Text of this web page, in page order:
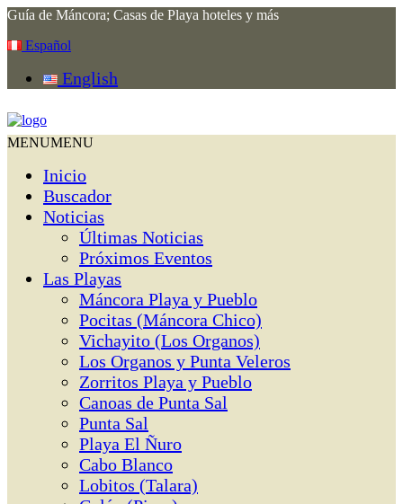
Guía de Máncora; Casas de Playa hoteles y más
Español
English
MENUMENU
Inicio
Buscador
Noticias
Últimas Noticias
Próximos Eventos
Las Playas
Máncora Playa y Pueblo
Pocitas (Máncora Chico)
Vichayito (Los Organos)
Los Organos y Punta Veleros
Zorritos Playa y Pueblo
Canoas de Punta Sal
Punta Sal
Playa El Ñuro
Cabo Blanco
Lobitos (Talara)